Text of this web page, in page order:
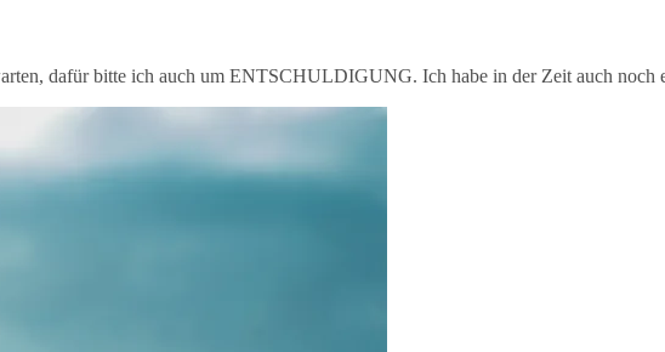
dafür bitte ich auch um ENTSCHULDIGUNG. Ich habe in der Zeit auch